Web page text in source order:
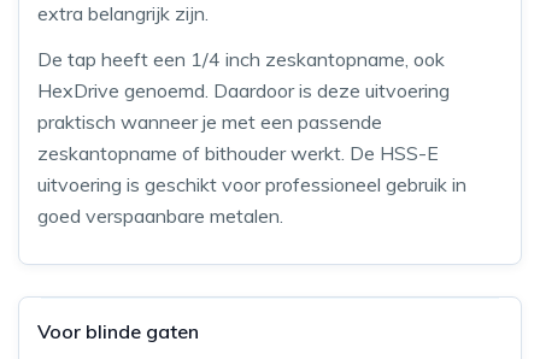
extra belangrijk zijn.
De tap heeft een 1/4 inch zeskantopname, ook
HexDrive genoemd. Daardoor is deze uitvoering
praktisch wanneer je met een passende
zeskantopname of bithouder werkt. De HSS-E
uitvoering is geschikt voor professioneel gebruik in
goed verspaanbare metalen.
Voor blinde gaten